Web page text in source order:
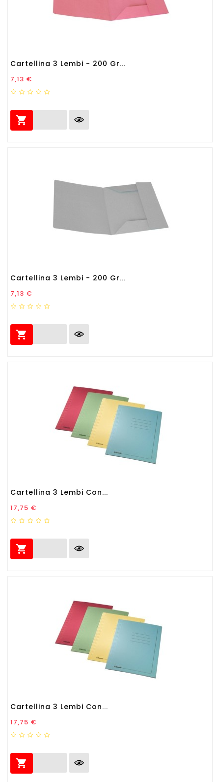
Cartellina 3 Lembi - 200 Gr...
Prezzo
7,13 €

Cartellina 3 Lembi - 200 Gr...
Prezzo
7,13 €

Cartellina 3 Lembi Con...
Prezzo
17,75 €

Cartellina 3 Lembi Con...
Prezzo
17,75 €
